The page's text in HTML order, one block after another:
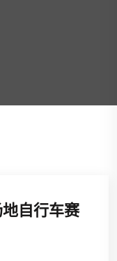
自行车赛